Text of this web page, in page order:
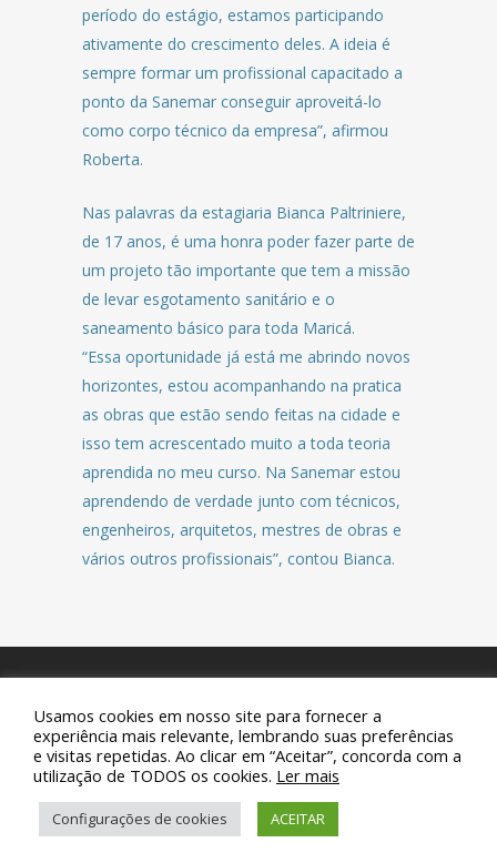
período do estágio, estamos participando
ativamente do crescimento deles. A ideia é
sempre formar um profissional capacitado a
ponto da Sanemar conseguir aproveitá-lo
como corpo técnico da empresa”, afirmou
Roberta.
Nas palavras da estagiaria Bianca Paltriniere,
de 17 anos, é uma honra poder fazer parte de
um projeto tão importante que tem a missão
de levar esgotamento sanitário e o
saneamento básico para toda Maricá.
“Essa oportunidade já está me abrindo novos
horizontes, estou acompanhando na pratica
as obras que estão sendo feitas na cidade e
isso tem acrescentado muito a toda teoria
aprendida no meu curso. Na Sanemar estou
aprendendo de verdade junto com técnicos,
engenheiros, arquitetos, mestres de obras e
vários outros profissionais”, contou Bianca.
© 2019 Sanemar - Companhia de Saneamento de Maricá.
Todos os direitos reservados.
Usamos cookies em nosso site para fornecer a
experiência mais relevante, lembrando suas preferências
e visitas repetidas. Ao clicar em “Aceitar”, concorda com a
utilização de TODOS os cookies. Ler mais
Configurações de cookies ACEITAR